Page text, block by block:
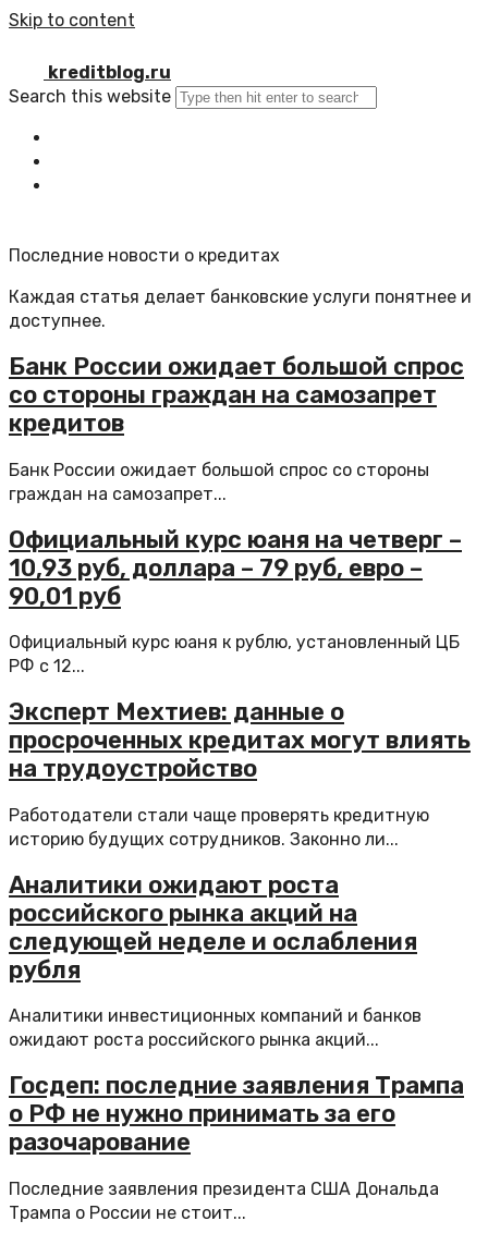
Skip to content
kreditblog.ru
Search this website
Последние новости о кредитах
Каждая статья делает банковские услуги понятнее и
доступнее.
Банк России ожидает большой спрос
со стороны граждан на самозапрет
кредитов
Банк России ожидает большой спрос со стороны
граждан на самозапрет...
Официальный курс юаня на четверг –
10,93 руб, доллара – 79 руб, евро –
90,01 руб
Официальный курс юаня к рублю, установленный ЦБ
РФ с 12...
Эксперт Мехтиев: данные о
просроченных кредитах могут влиять
на трудоустройство
Работодатели стали чаще проверять кредитную
историю будущих сотрудников. Законно ли...
Аналитики ожидают роста
российского рынка акций на
следующей неделе и ослабления
рубля
Аналитики инвестиционных компаний и банков
ожидают роста российского рынка акций...
Госдеп: последние заявления Трампа
о РФ не нужно принимать за его
разочарование
Последние заявления президента США Дональда
Трампа о России не стоит...